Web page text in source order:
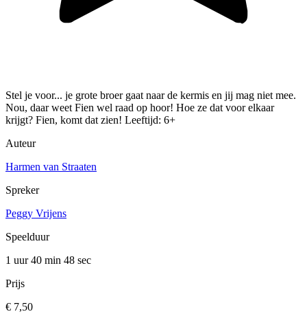
Stel je voor... je grote broer gaat naar de kermis en jij mag niet mee.
Nou, daar weet Fien wel raad op hoor! Hoe ze dat voor elkaar
krijgt? Fien, komt dat zien! Leeftijd: 6+
Auteur
Harmen van Straaten
Spreker
Peggy Vrijens
Speelduur
1 uur 40 min 48 sec
Prijs
€ 7,50